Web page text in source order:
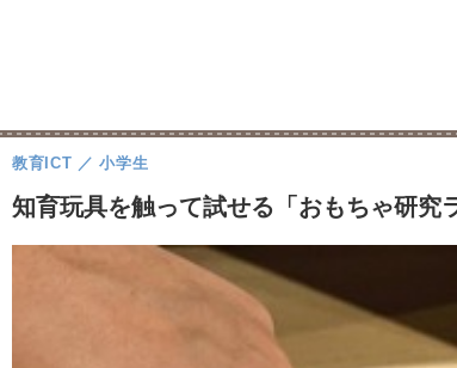
知育玩具を触って試せる「おもちゃ研究
教育ICT 小学生